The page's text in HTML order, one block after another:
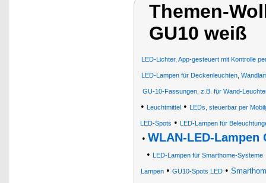
Themen-
GU10 weiß
LED-Lichter, App-gesteuert mit Kontrolle
LED-Lampen für Deckenleuchten,
GU-10-Fassungen, z.B. für Wand-
• Leuchtmittel• LEDs, steuerbar per
LED-Spots • LED-Lampen für
• WLAN-LED-Lampen
• LED-Lampen für Smarthome-Systeme
Lampen • GU10-Spots LED •